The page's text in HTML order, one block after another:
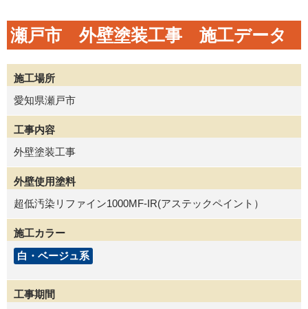
瀬戸市 外壁塗装工事 施工データ
施工場所
愛知県瀬戸市
工事内容
外壁塗装工事
外壁使用塗料
超低汚染リファイン1000MF-IR(アステックペイント）
施工カラー
白・ベージュ系
工事期間